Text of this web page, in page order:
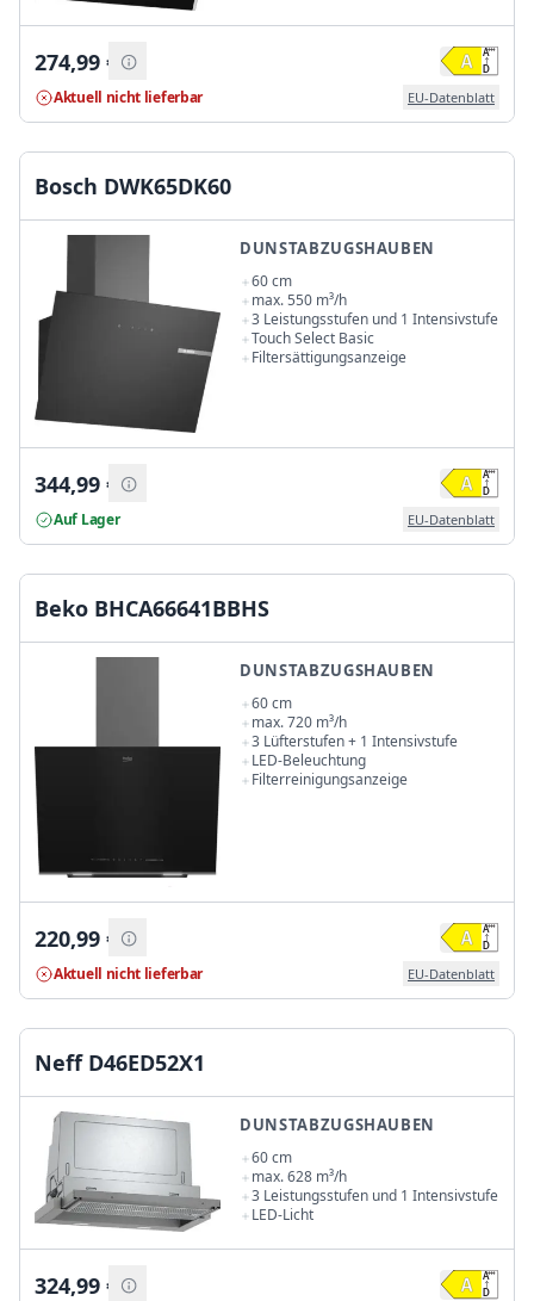
274,99 €
Aktuell nicht lieferbar EU-Datenblatt
Bosch DWK65DK60
DUNSTABZUGSHAUBEN
60 cm
max. 550 m³/h
3 Leistungsstufen und 1 Intensivstufe
Touch Select Basic
Filtersättigungsanzeige
344,99 €
Auf Lager EU-Datenblatt
Beko BHCA66641BBHS
DUNSTABZUGSHAUBEN
60 cm
max. 720 m³/h
3 Lüfterstufen + 1 Intensivstufe
LED-Beleuchtung
Filterreinigungsanzeige
220,99 €
Aktuell nicht lieferbar EU-Datenblatt
Neff D46ED52X1
DUNSTABZUGSHAUBEN
60 cm
max. 628 m³/h
3 Leistungsstufen und 1 Intensivstufe
LED-Licht
324,99 €